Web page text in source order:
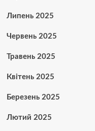
Липень 2025
Червень 2025
Травень 2025
Квітень 2025
Березень 2025
Лютий 2025